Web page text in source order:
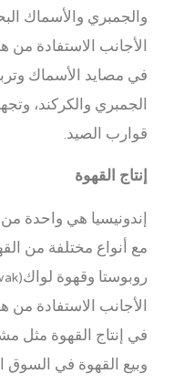
والجمبري والأسماك
الأجانب الاستفادة
في مصايد الأسماك
الجمبري والكركند،
قوارب الصيد.
إنتاج القهوة
إندونيسيا هي واحدة
مع أنواع مختلفة من
الأجانب الاستفادة
في إنتاج القهوة مثل
وبيع القهوة في السوق